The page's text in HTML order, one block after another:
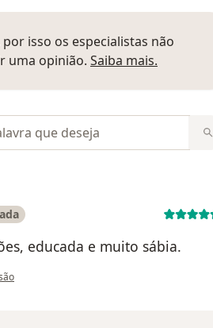
isso os especialistas não
uma opinião. Saiba mais.
opiniões
educada e muito sábia.
Nelsi Terezinha Elsing